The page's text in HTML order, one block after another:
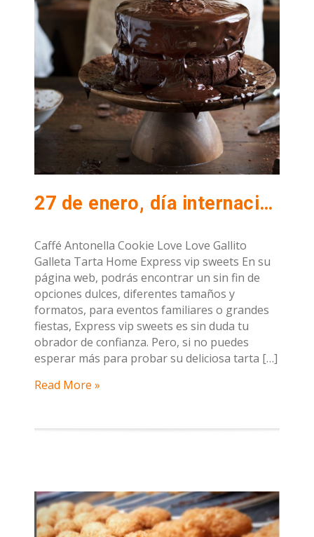
27 de enero, día internacional de la Tarta de Chocolate
Caffé Antonella Cookie Love Love Gallito
Galleta Tarta Home Express vip sweets En su
página web, podrás encontrar un sin fin de
opciones dulces, diferentes tamaños y
formatos, para eventos familiares o grandes
fiestas, Express vip sweets es sin duda tu
obrador de confianza. Pero, si no puedes
esperar más para probar su deliciosa tarta […]
Read More »